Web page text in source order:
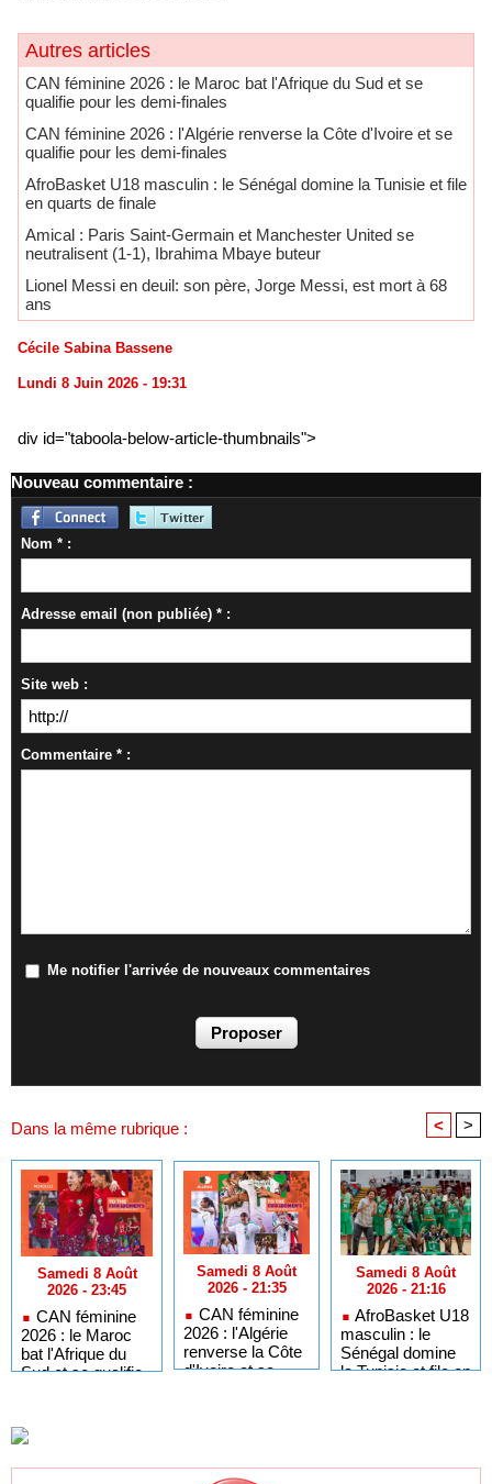
Autres articles
CAN féminine 2026 : le Maroc bat l'Afrique du Sud et se
qualifie pour les demi-finales
CAN féminine 2026 : l'Algérie renverse la Côte d'Ivoire et se
qualifie pour les demi-finales
AfroBasket U18 masculin : le Sénégal domine la Tunisie et file
en quarts de finale
Amical : Paris Saint-Germain et Manchester United se
neutralisent (1-1), Ibrahima Mbaye buteur
Lionel Messi en deuil: son père, Jorge Messi, est mort à 68
ans
Cécile Sabina Bassene
Lundi 8 Juin 2026 - 19:31
div id="taboola-below-article-thumbnails">
Nouveau commentaire :
Nom * :
Adresse email (non publiée) * :
Site web :
Commentaire * :
Me notifier l'arrivée de nouveaux commentaires
Dans la même rubrique : < >
Samedi 8 Août
2026 - 23:45
CAN féminine
2026 : le Maroc
bat l'Afrique du
Sud et se qualifie
Samedi 8 Août
2026 - 21:35
CAN féminine
2026 : l'Algérie
renverse la Côte
d'Ivoire et se
Samedi 8 Août
2026 - 21:16
AfroBasket U18
masculin : le
Sénégal domine
la Tunisie et file en